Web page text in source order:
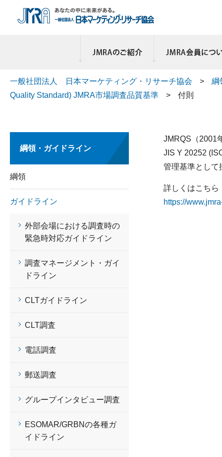
一般社団法人 日本マーケティング・リサーチ協会 >
綱
Quality Standard) JMRA市場調査品質基準
> 付則
JMRQS（2001
JIS Y 20252
管理基準として
詳しくはこちら
https://
綱領・ガイドライン
綱領
ガイドライン
外部会場における調査時の
緊急時対応ガイドライン
調査マネージメント・ガイ
ドライン
CLTガイドライン
CLT調査
電話調査
郵送調査
グループインタビュー調査
ESOMAR/GRBNの各種ガ
イドライン